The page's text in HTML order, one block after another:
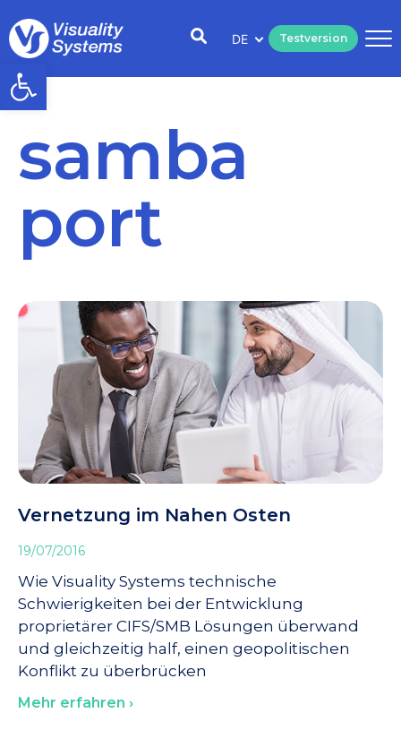
Open toolbar
Testversion
DE
samba
port
Vernetzung im Nahen Osten
19/07/2016
Wie Visuality Systems technische
Schwierigkeiten bei der Entwicklung
proprietärer CIFS/SMB Lösungen überwand
und gleichzeitig half, einen geopolitischen
Konflikt zu überbrücken
Mehr erfahren ›